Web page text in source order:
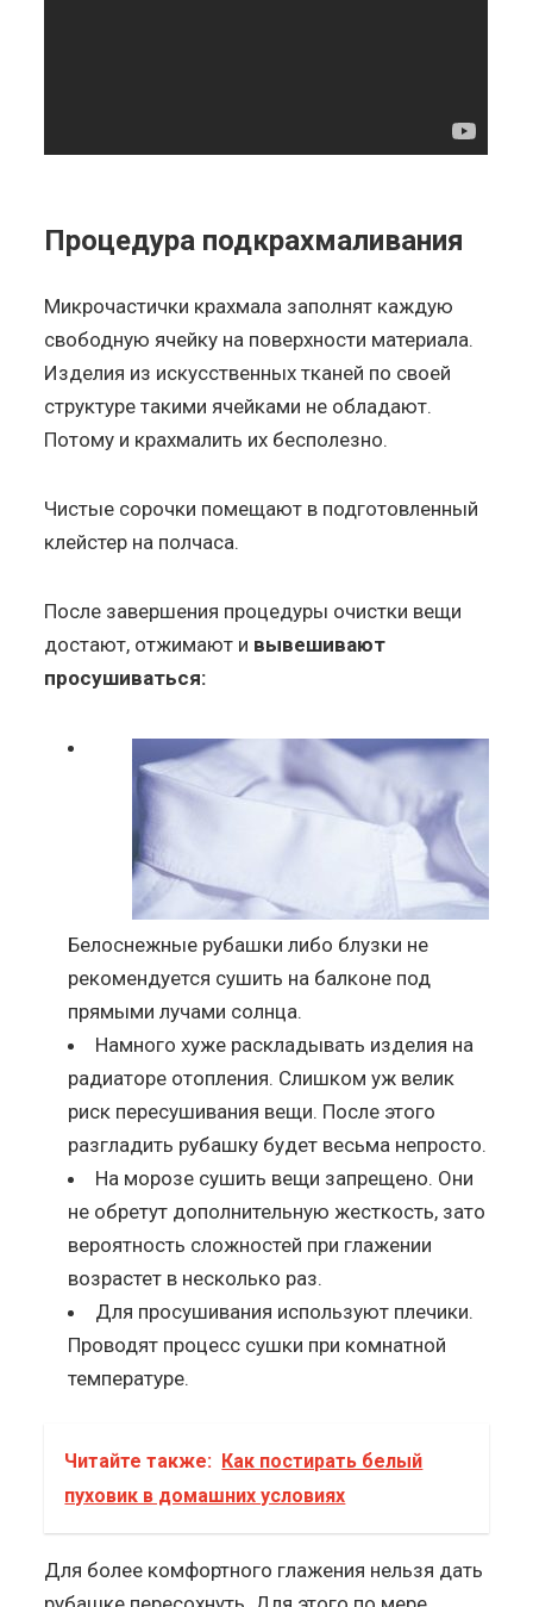
Процедура подкрахмаливания
Микрочастички крахмала заполнят каждую
свободную ячейку на поверхности материала.
Изделия из искусственных тканей по своей
структуре такими ячейками не обладают.
Потому и крахмалить их бесполезно.
Чистые сорочки помещают в подготовленный
клейстер на полчаса.
После завершения процедуры очистки вещи
достают, отжимают и вывешивают
просушиваться:
Белоснежные рубашки либо блузки не
рекомендуется сушить на балконе под
прямыми лучами солнца.
Намного хуже раскладывать изделия на
радиаторе отопления. Слишком уж велик
риск пересушивания вещи. После этого
разгладить рубашку будет весьма непросто.
На морозе сушить вещи запрещено. Они
не обретут дополнительную жесткость, зато
вероятность сложностей при глажении
возрастет в несколько раз.
Для просушивания используют плечики.
Проводят процесс сушки при комнатной
температуре.
Читайте также: Как постирать белый
пуховик в домашних условиях
Для более комфортного глажения нельзя дать